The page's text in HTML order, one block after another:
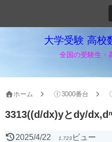
大学受験 高校
全国の受験生・
ホーム 3000番台
3313((d/dx)yとdy/
2025/4/22 1,723ビュー